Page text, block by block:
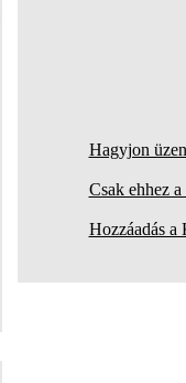
Hagyjon
Csak ehhez
Hozzáadás